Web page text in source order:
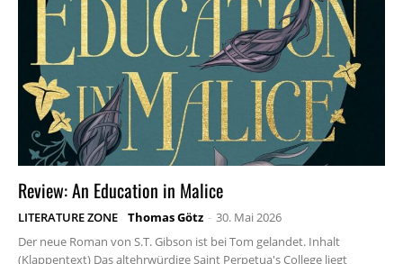
Review: An Education in Malice
LITERATURE ZONE Thomas Götz - 30. Mai 2026
Der neue Roman von S.T. Gibson ist bei Tom gelandet. Inhalt
(Klappentext) Das altehrwürdige Saint Perpetua's College liegt